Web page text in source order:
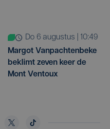
do 6 augustus | 10:49
Margot Vanpachtenbeke
beklimt zeven keer de
Mont Ventoux